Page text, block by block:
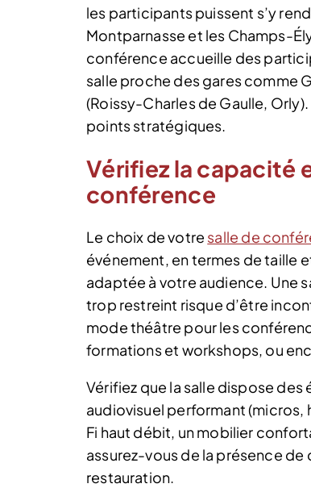
les participants puissent s’y
Montparnasse et les Champs-
conférence accueille des
salle proche des gares comme
(Roissy-Charles de Gaulle,
points stratégiques.
Vérifiez la capacité
conférence
Le choix de votre salle de
événement, en termes de taille
adaptée à votre audience. Une
trop restreint risque d’être
mode théâtre pour les
formations et workshops, ou
Vérifiez que la salle dispose
audiovisuel performant
Fi haut débit, un mobilier
assurez-vous de la présence
restauration.